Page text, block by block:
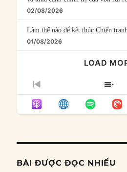
02/08/2026
Làm thế nào để kết thúc Chiến
01/08/2026
LOAD
PREVIOUS
EPISODE
LIST
BÀI ĐƯỢC ĐỌC NHIỀU